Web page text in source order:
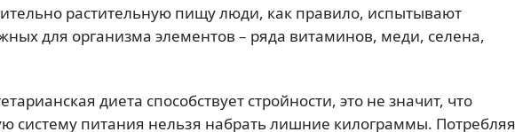
растительную пищу люди, как правило, испытывают
для организма элементов – ряда витаминов, меди, селена,
диета способствует стройности, это не значит, что
систему питания нельзя набрать лишние килограммы. Потребляя